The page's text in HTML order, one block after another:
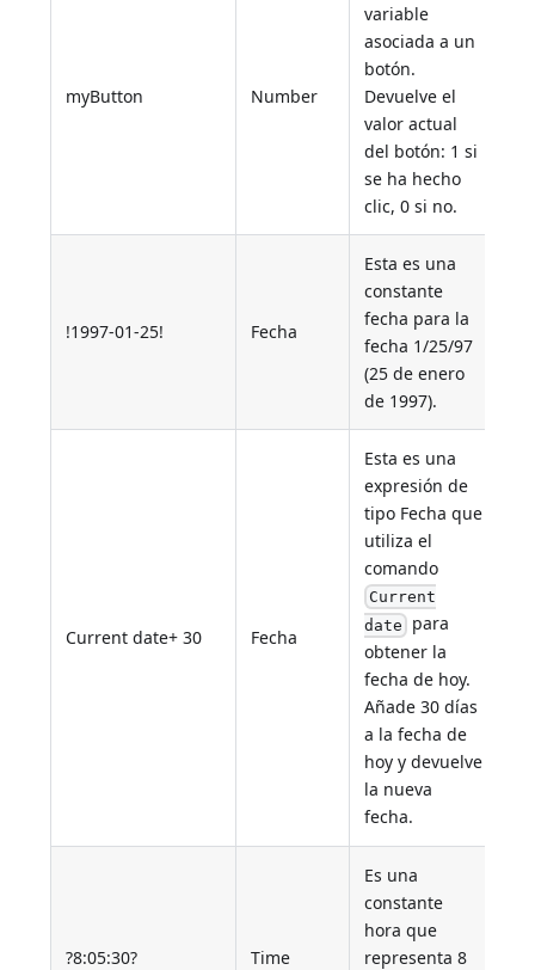
myButton Number
variable
asociada a un
botón.
Devuelve el
valor actual
del botón: 1 si
se ha hecho
clic, 0 si no.
!1997-01-25! Fecha
Esta es una
constante
fecha para la
fecha 1/25/97
(25 de enero
de 1997).
Current date+ 30 Fecha
Esta es una
expresión de
tipo Fecha que
utiliza el
comando
Current
date para
obtener la
fecha de hoy.
Añade 30 días
a la fecha de
hoy y devuelve
la nueva
fecha.
?8:05:30? Time
Es una
constante
hora que
representa 8